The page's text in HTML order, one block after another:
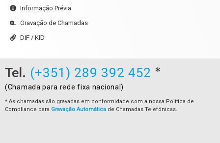
Informação Prévia
Gravação de Chamadas
DIF / KID
Tel. (+351) 289 392 452 *
(Chamada para rede fixa nacional)
* As chamadas são gravadas em conformidade com a nossa Política de
Compliance para Gravação Automática de Chamadas Telefónicas.